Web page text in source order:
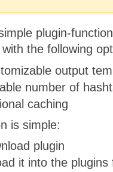
plugin-
the following
output
number of
caching
is simple:
plugin
it into the plugins